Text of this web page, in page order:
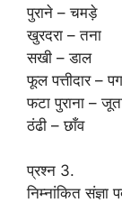
पुराने – चमड़े
खुरदरा – तना
सखी – डाल
फूल पत्तीदार –
फटा पुराना –
ठंढी – छाँव
प्रश्न 3.
निम्नांकित संज्ञा